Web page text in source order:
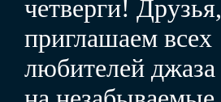
четверги! Друзья,
приглашаем всех
любителей джаза